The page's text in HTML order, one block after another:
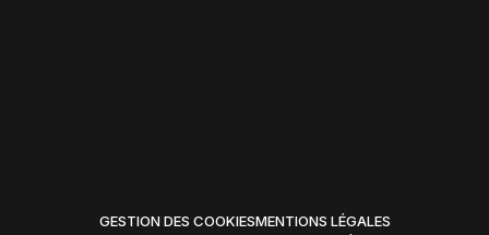
GESTION DES COOKIESMENTIONS LÉGALES